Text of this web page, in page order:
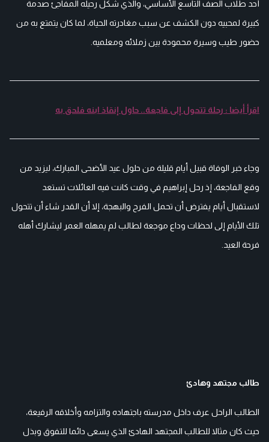
أحد طلاب الصف التاسع الأساسي، والذي شكل رحيله المفاجئ صدمة
كبيرة لمحبيه دون الكشف عن سبب مغادرته الحياة، لما كان يتمتع به من
حضور طيب وسيرة محمودة بين زملائه ومعلميه.
اقرأ أيضا : رحلة تتحول إلى فاجعة.. حاول إنقاذ ابنه فلحق به
وجاء خبر الوفاة قبيل أيام قليلة من حلول عيد الأضحى المبارك، ليزيد من
وقع الفاجعة، إذ رحل إبراهيم في وقت كانت فيه العائلات تستعد
لاستقبال أيام يفترض أن تحمل الفرح والبهجة، إلا أن القدر شاء أن تتحول
تلك الأيام إلى لحظات وداع موجعة لطالب لم يمهله العمر ليشارك أهله
فرحة العيد.
طالب مجتهد وهادئ
الطالب الراحل عرف داخل مدرسته باجتهاده والتزامه وأخلاقه الرفيعة،
حيث كان مثالا للطالب المجتهد الهادئ الذي يسعى دائما للتفوق وبذل